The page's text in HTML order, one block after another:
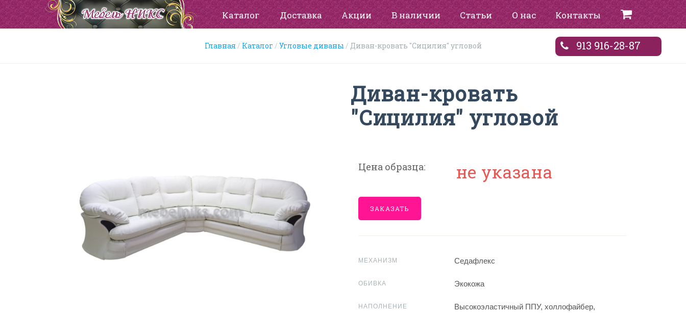
Каталог Доставка Акции В наличии Статьи О нас Контакты
913 916-28-87
Главная Каталог Угловые диваны Диван-кровать "Сицилия" угловой
Диван-кровать
"Сицилия" угловой
Цена образца: не указана
ЗАКАЗАТЬ
МЕХАНИЗМ Седафлекс
ОБИВКА Экокожа
НАПОЛНЕНИЕ
Высокоэластичный ППУ, холлофайбер,